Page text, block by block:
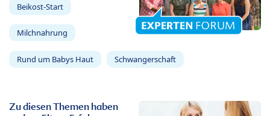
Beikost-Start
Milchnahrung
Rund um Babys Haut Schwangerschaft
Zu diesen Themen haben